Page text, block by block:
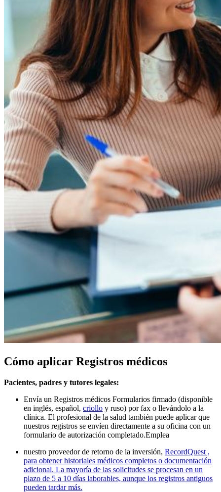
Cómo aplicar Registros médicos
Pacientes, padres y tutores legales:
Envía un Registros médicos Formularios firmado (disponible
en inglés, español, criollo y ruso) por fax o llevándolo a la
clínica. El profesional de la salud también puede aplicar que
nuestros registros se envíen directamente a su oficina con un
formulario de autorización completado.Emplea
nuestro proveedor de retorno de la inversión, RecordQuest ,
para obtener historiales médicos completos o documentación
adicional. La mayoría de las solicitudes se procesan en un
plazo de 5 a 10 días laborables, aunque los registros antiguos
pueden tardar más.